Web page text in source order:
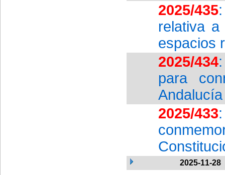
2025/435
relativa
espacios
2025/434
para
Andalucía
2025/433
2025-11-28